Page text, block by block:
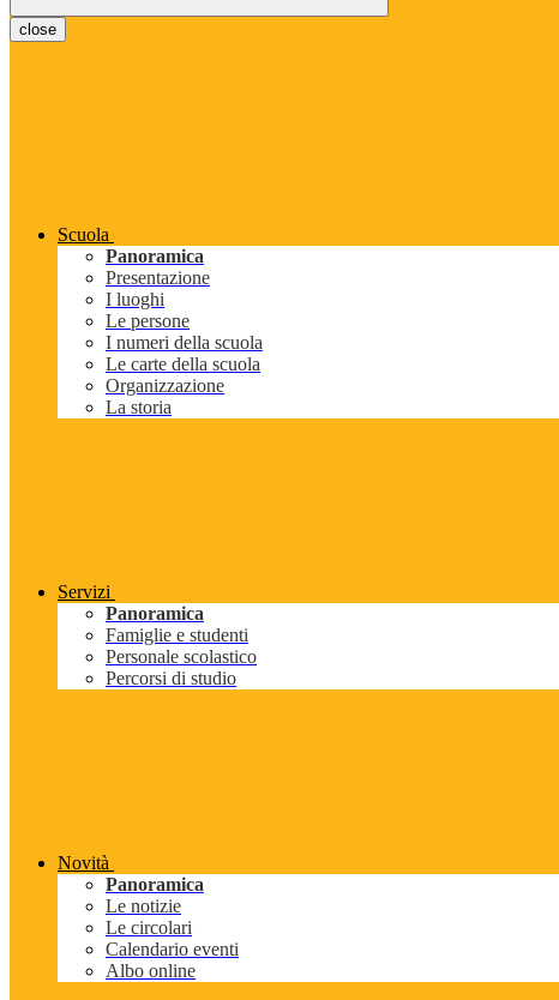
close
Scuola
Panoramica
Presentazione
I luoghi
Le persone
I numeri della scuola
Le carte della scuola
Organizzazione
La storia
Servizi
Panoramica
Famiglie e studenti
Personale scolastico
Percorsi di studio
Novità
Panoramica
Le notizie
Le circolari
Calendario eventi
Albo online